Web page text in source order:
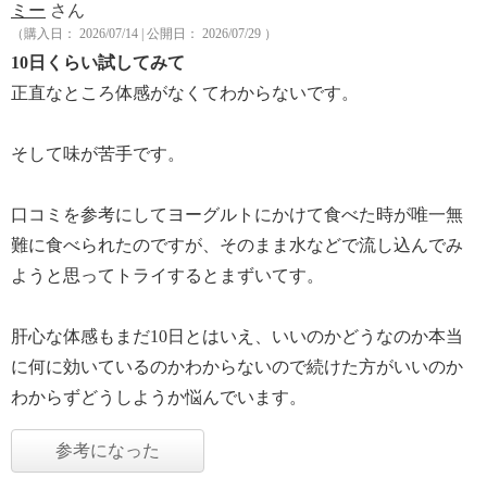
ミー さん
（購入日： 2026/07/14 | 公開日： 2026/07/29 ）
10日くらい試してみて
正直なところ体感がなくてわからないです。
そして味が苦手です。
口コミを参考にしてヨーグルトにかけて食べた時が唯一無
難に食べられたのですが、そのまま水などで流し込んでみ
ようと思ってトライするとまずいてす。
肝心な体感もまだ10日とはいえ、いいのかどうなのか本当
に何に効いているのかわからないので続けた方がいいのか
わからずどうしようか悩んでいます。
参考になった